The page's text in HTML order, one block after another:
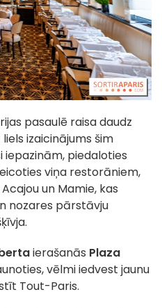
pasaulē raisa daudz
liels izaicinājums šim
iepazinām, piedaloties
viņa restorāniem,
un Mamie, kas
nozares pārstāvju
ierašanās Plaza
vēlmi iedvest jaunu
Tout-Paris.